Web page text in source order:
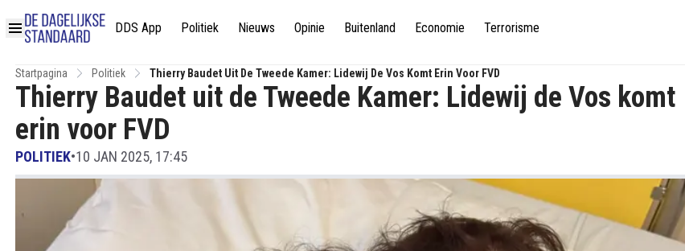
DDS App Politiek Nieuws Opinie Buitenland Economie Terrorisme
Startpagina Politiek Thierry Baudet Uit De Tweede Kamer: Lidewij De Vos Komt Erin Voor FVD
Thierry Baudet uit de Tweede Kamer: Lidewij de Vos komt
erin voor FVD
POLITIEK•10 JAN 2025, 17:45